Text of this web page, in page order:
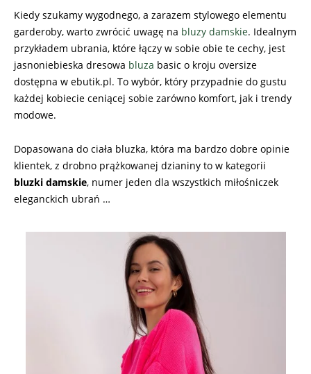
Kiedy szukamy wygodnego, a zarazem stylowego elementu
garderoby, warto zwrócić uwagę na bluzy damskie. Idealnym
przykładem ubrania, które łączy w sobie obie te cechy, jest
jasnoniebieska dresowa bluza basic o kroju oversize
dostępna w ebutik.pl. To wybór, który przypadnie do gustu
każdej kobiecie ceniącej sobie zarówno komfort, jak i trendy
modowe.
Dopasowana do ciała bluzka, która ma bardzo dobre opinie
klientek, z drobno prążkowanej dzianiny to w kategorii
bluzki damskie, numer jeden dla wszystkich miłośniczek
eleganckich ubrań …